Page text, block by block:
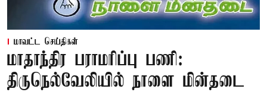
மாவட்ட செய்திகள்
மாதாந்திர பராமரிப்பு பணி:
திருநெல்வேலியில் நாளை மின்தடை